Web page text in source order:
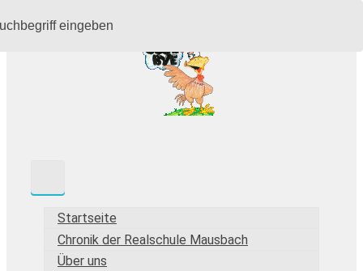
Zum
Startseite
Chronik der Realschule Mausbach
Über uns